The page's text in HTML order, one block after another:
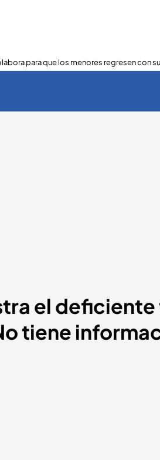
para que los menores regresen con
el
tiene